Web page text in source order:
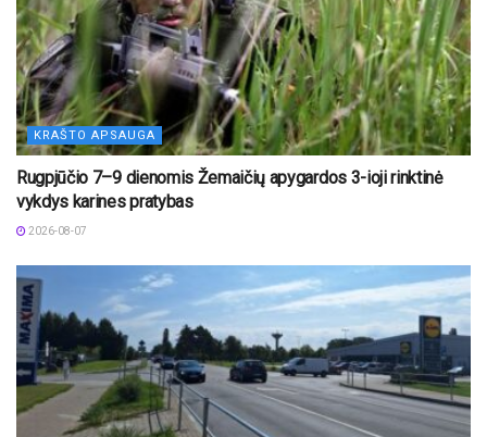
KRAŠTO APSAUGA
Rugpjūčio 7–9 dienomis Žemaičių apygardos 3-ioji rinktinė
vykdys karines pratybas
2026-08-07